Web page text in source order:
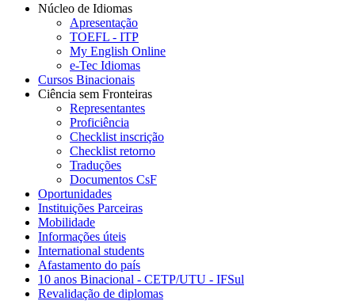
Núcleo de Idiomas
Apresentação
TOEFL - ITP
My English Online
e-Tec Idiomas
Cursos Binacionais
Ciência sem Fronteiras
Representantes
Proficiência
Checklist inscrição
Checklist retorno
Traduções
Documentos CsF
Oportunidades
Instituições Parceiras
Mobilidade
Informações úteis
International students
Afastamento do país
10 anos Binacional - CETP/UTU - IFSul
Revalidação de diplomas